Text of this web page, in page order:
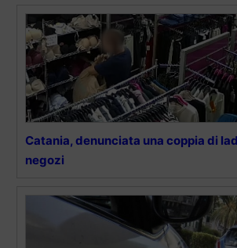
Catania, denunciata una coppia di
negozi